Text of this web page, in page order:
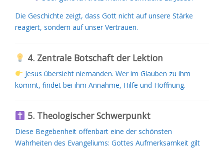
Die Geschichte zeigt, dass Gott nicht auf unsere Stärke
reagiert, sondern auf unser Vertrauen.
4. Zentrale Botschaft der Lektion
Jesus übersieht niemanden. Wer im Glauben zu ihm
kommt, findet bei ihm Annahme, Hilfe und Hoffnung.
5. Theologischer Schwerpunkt
Diese Begebenheit offenbart eine der schönsten
Wahrheiten des Evangeliums: Gottes Aufmerksamkeit gilt